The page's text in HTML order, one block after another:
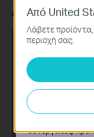
■ Tapo C425 Series:
Από United
Λάβετε προϊόντα,
περιοχή σας.
ιστότοπου και
συστήματά σας.
Cookies
αναλύσουμε τις
μας για να
Τα διαφημιστικά
συνεργάτες,